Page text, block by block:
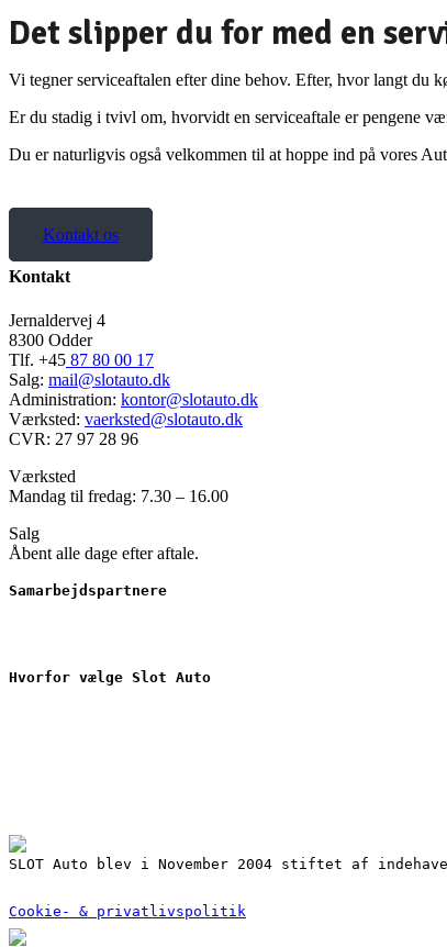
Det slipper du for med en
Vi tegner serviceaftalen efter dine behov. Efter, hvor langt
Er du stadig i tvivl om, hvorvidt en serviceaftale er pengene
Du er naturligvis også velkommen til at hoppe ind på vores
Kontakt os
Kontakt
Jernaldervej 4
8300 Odder
Tlf. +45 87 80 00 17
Salg: mail@slotauto.dk
Administration: kontor@slotauto.dk
Værksted: vaerksted@slotauto.dk
CVR: 27 97 28 96
Værksted
Mandag til fredag: 7.30 – 16.00
Salg
Åbent alle dage efter aftale.
Samarbejdspartnere
Hvorfor vælge Slot Auto
SLOT Auto blev i November 2004 stiftet af
Cookie- & privatlivspolitik